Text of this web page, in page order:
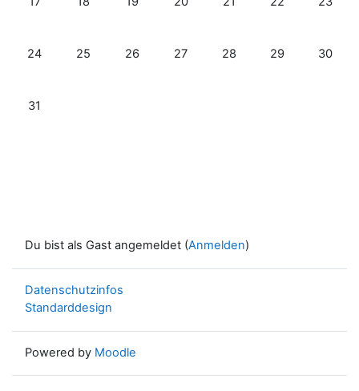
Keine Termine, Montag, 24. März
24 Keine Termine, Dienstag, 25. März
25 Keine Termine, Mittwoch, 26. März
26 Keine Termine, Donnerstag, 27.
27 Keine Termine, Freitag,
28 Keine Termine,
29 Keine
30
Keine Termine, Montag, 31. März
31
Du bist als Gast angemeldet (Anmelden)
Datenschutzinfos
Standarddesign
Powered by Moodle